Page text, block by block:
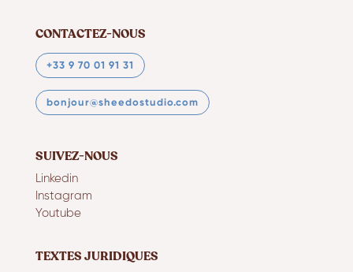
CONTACTEZ-NOUS
+33 9 70 01 91 31
bonjour@sheedostudio.com
SUIVEZ-NOUS
Linkedin
Instagram
Youtube
TEXTES JURIDIQUES